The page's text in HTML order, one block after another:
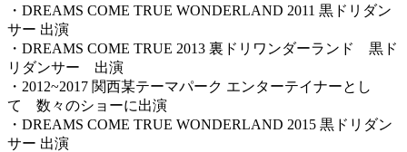
・DREAMS COME TRUE WONDERLAND 2011 黒ドリダン
サー 出演
・DREAMS COME TRUE 2013 裏ドリワンダーランド 黒ド
リダンサー 出演
・2012~2017 関西某テーマパーク エンターテイナーとし
て 数々のショーに出演
・DREAMS COME TRUE WONDERLAND 2015 黒ドリダン
サー 出演